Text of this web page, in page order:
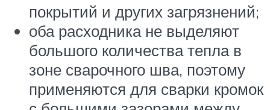
покрытий и других загрязнений;
оба расходника не выделяют
большого количества тепла в
зоне сварочного шва, поэтому
применяются для сварки кромок